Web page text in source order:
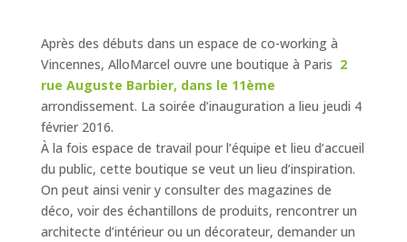
Après des débuts dans un espace de co-working à
Vincennes, AlloMarcel ouvre une boutique à Paris 2
rue Auguste Barbier, dans le 11ème
arrondissement. La soirée d’inauguration a lieu jeudi 4
février 2016.
À la fois espace de travail pour l’équipe et lieu d’accueil
du public, cette boutique se veut un lieu d’inspiration.
On peut ainsi venir y consulter des magazines de
déco, voir des échantillons de produits, rencontrer un
architecte d’intérieur ou un décorateur, demander un